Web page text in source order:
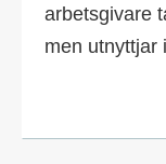
arbetsgivare
men utnyttjar